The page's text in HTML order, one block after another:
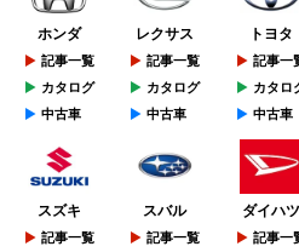
ホンダ
記事一覧
カタログ
中古車
レクサス
記事一覧
カタログ
中古車
トヨタ
記事一
カタロ
中古車
スズキ
記事一覧
スバル
記事一覧
ダイハツ
記事一